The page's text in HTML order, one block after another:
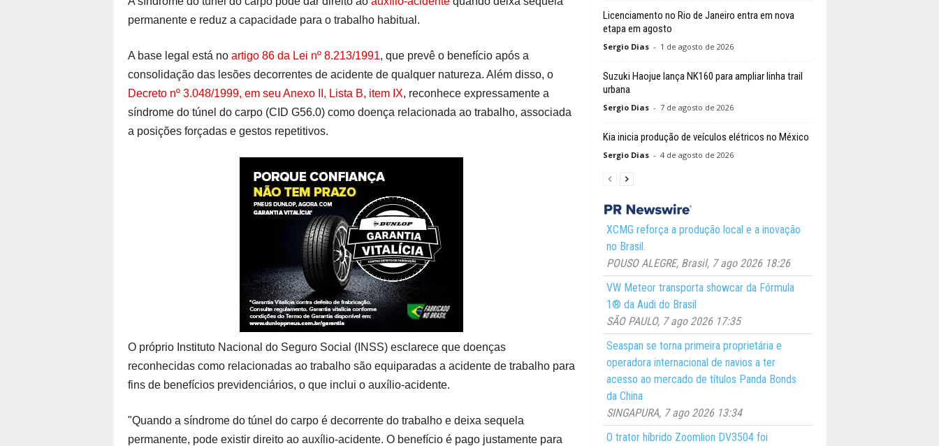
permanente e reduz a capacidade para o trabalho habitual.
A base legal está no artigo 86 da Lei nº 8.213/1991, que prevê o benefício após a
consolidação das lesões decorrentes de acidente de qualquer natureza. Além disso, o
Decreto nº 3.048/1999, em seu Anexo II, Lista B, item IX, reconhece expressamente a
síndrome do túnel do carpo (CID G56.0) como doença relacionada ao trabalho, associada
a posições forçadas e gestos repetitivos.
O próprio Instituto Nacional do Seguro Social (INSS) esclarece que doenças
reconhecidas como relacionadas ao trabalho são equiparadas a acidente de trabalho para
fins de benefícios previdenciários, o que inclui o auxílio-acidente.
"Quando a síndrome do túnel do carpo é decorrente do trabalho e deixa sequela
permanente, pode existir direito ao auxílio-acidente. O benefício é pago justamente para
Licenciamento no Rio de Janeiro entra em nova
etapa em agosto
Sergio Dias - 1 de agosto de 2026
Suzuki Haojue lança NK160 para ampliar linha trail
urbana
Sergio Dias - 7 de agosto de 2026
Kia inicia produção de veículos elétricos no México
Sergio Dias - 4 de agosto de 2026
XCMG reforça a produção local e a inovação
no Brasil.
POUSO ALEGRE, Brasil, 7 ago 2026 18:26
VW Meteor transporta showcar da Fórmula
1® da Audi do Brasil
SÃO PAULO, 7 ago 2026 17:35
Seaspan se torna primeira proprietária e
operadora internacional de navios a ter
acesso ao mercado de títulos Panda Bonds
da China
SINGAPURA, 7 ago 2026 13:34
O trator híbrido Zoomlion DV3504 foi